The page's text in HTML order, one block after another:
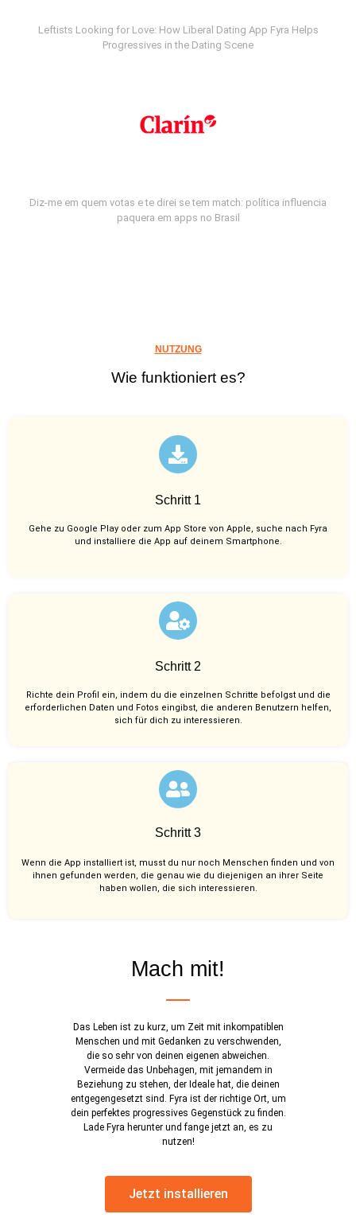
Leftists Looking for Love: How Liberal Dating App Fyra Helps
Progressives in the Dating Scene
Diz-me em quem votas e te direi se tem match: política influencia
paquera em apps no Brasil
NUTZUNG
Wie funktioniert es?
Schritt 1
Gehe zu Google Play oder zum App Store von Apple, suche nach Fyra
und installiere die App auf deinem Smartphone.
Schritt 2
Richte dein Profil ein, indem du die einzelnen Schritte befolgst und die
erforderlichen Daten und Fotos eingibst, die anderen Benutzern helfen,
sich für dich zu interessieren.
Schritt 3
Wenn die App installiert ist, musst du nur noch Menschen finden und von
ihnen gefunden werden, die genau wie du diejenigen an ihrer Seite
haben wollen, die sich interessieren.
Mach mit!
Das Leben ist zu kurz, um Zeit mit inkompatiblen
Menschen und mit Gedanken zu verschwenden,
die so sehr von deinen eigenen abweichen.
Vermeide das Unbehagen, mit jemandem in
Beziehung zu stehen, der Ideale hat, die deinen
entgegengesetzt sind. Fyra ist der richtige Ort, um
dein perfektes progressives Gegenstück zu finden.
Lade Fyra herunter und fange jetzt an, es zu
nutzen!
Jetzt installieren